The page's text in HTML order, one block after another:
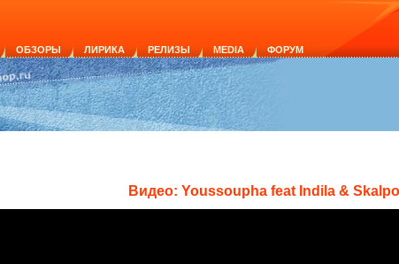
ОБЗОРЫ ЛИРИКА РЕЛИЗЫ MEDIA ФОРУМ
Видео: Youssoupha feat Indila &